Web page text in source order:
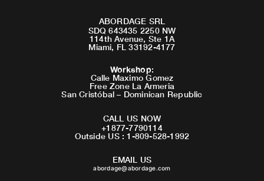
ABORDAGE SRL
SDQ 643435 2250 NW
114th Avenue, Ste 1A
Miami, FL 33192-4177
Workshop:
Calle Maximo Gomez
Free Zone La Armeria
San Cristóbal – Dominican Republic
CALL US NOW
+1877-7790114
Outside US : 1-809-528-1992
EMAIL US
abordage@abordage.com